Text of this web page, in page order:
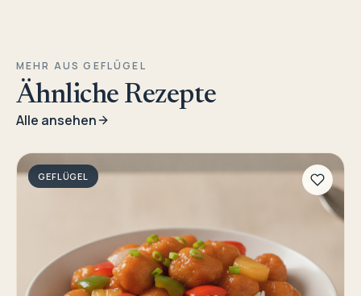
MEHR AUS GEFLÜGEL
Ähnliche Rezepte
Alle ansehen
GEFLÜGEL